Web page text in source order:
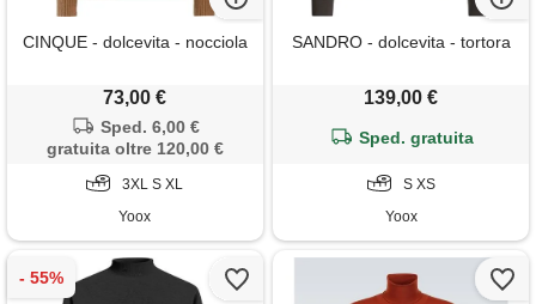
CINQUE - dolcevita - nocciola
73,00 €
Sped. 6,00 €
gratuita oltre 120,00 €
3XL S XL
Yoox
SANDRO - dolcevita - tortora
139,00 €
Sped. gratuita
S XS
Yoox